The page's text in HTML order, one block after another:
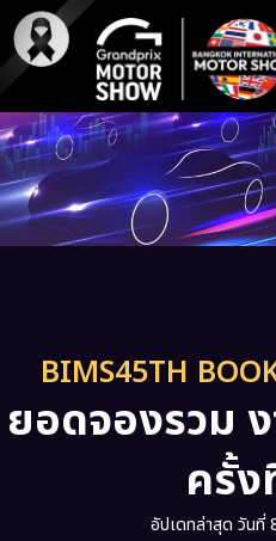
Skip
to
content
BIMS45TH
ยอดจองรวม
ครั้
อัปเดทล่าสุด วันที่